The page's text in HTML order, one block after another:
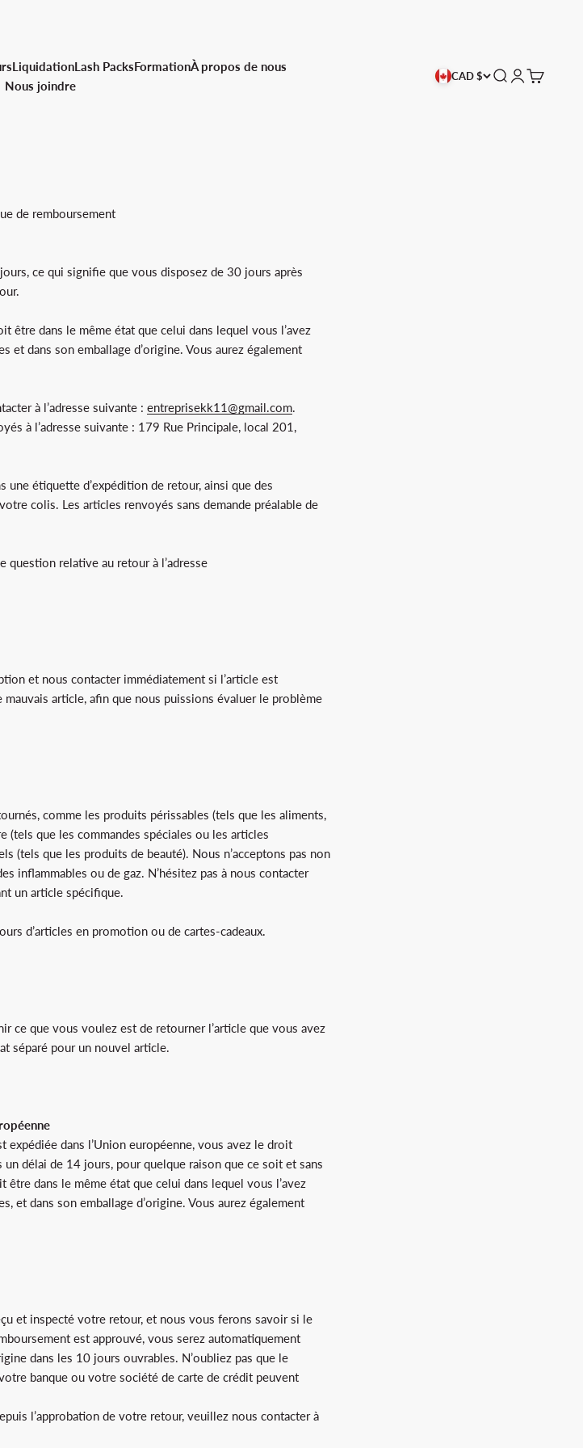
LiquidationLash PacksFormationÀ propos de nous
Nous joindre
CAD $ Recherche
Connexion
Panier
de remboursement
ce qui signifie que vous disposez de 30 jours après
être dans le même état que celui dans lequel vous l’avez
et dans son emballage d’origine. Vous aurez également
à l’adresse suivante : entreprisekk11@gmail.com.
à l’adresse suivante : 179 Rue Principale, local 201,
étiquette d’expédition de retour, ainsi que des
colis. Les articles renvoyés sans demande préalable de
relative au retour à l’adresse
et nous contacter immédiatement si l’article est
article, afin que nous puissions évaluer le problème
comme les produits périssables (tels que les aliments,
(tels que les commandes spéciales ou les articles
(tels que les produits de beauté). Nous n’acceptons pas non
inflammables ou de gaz. N’hésitez pas à nous contacter
un article spécifique.
d’articles en promotion ou de cartes-cadeaux.
ce que vous voulez est de retourner l’article que vous avez
séparé pour un nouvel article.
expédiée dans l’Union européenne, vous avez le droit
délai de 14 jours, pour quelque raison que ce soit et sans
dans le même état que celui dans lequel vous l’avez
et dans son emballage d’origine. Vous aurez également
et inspecté votre retour, et nous vous ferons savoir si le
est approuvé, vous serez automatiquement
dans les 10 jours ouvrables. N’oubliez pas que le
banque ou votre société de carte de crédit peuvent
l’approbation de votre retour, veuillez nous contacter à